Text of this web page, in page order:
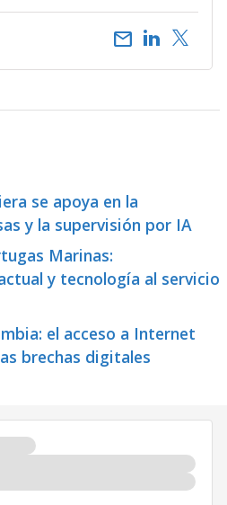
email
se apoya en la
y la supervisión por IA
Marinas:
y tecnología al servicio
el acceso a Internet
brechas digitales